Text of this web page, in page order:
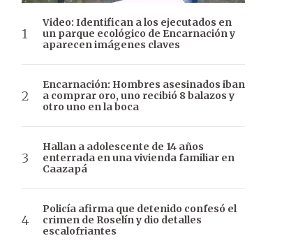
Video: Identifican a los ejecutados en
un parque ecológico de Encarnación y
aparecen imágenes claves
Encarnación: Hombres asesinados iban
a comprar oro, uno recibió 8 balazos y
otro uno en la boca
Hallan a adolescente de 14 años
enterrada en una vivienda familiar en
Caazapá
Policía afirma que detenido confesó el
crimen de Roselín y dio detalles
escalofriantes